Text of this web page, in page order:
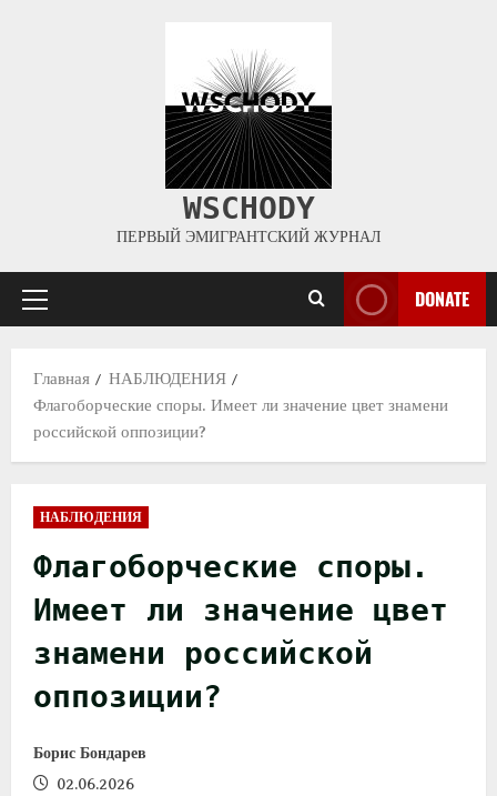
WSCHODY
ПЕРВЫЙ ЭМИГРАНТСКИЙ ЖУРНАЛ
DONATE
Главная
НАБЛЮДЕНИЯ
Флагоборческие споры. Имеет ли значение цвет знамени
российской оппозиции?
НАБЛЮДЕНИЯ
Флагоборческие споры.
Имеет ли значение цвет
знамени российской
оппозиции?
Борис Бондарев
02.06.2026